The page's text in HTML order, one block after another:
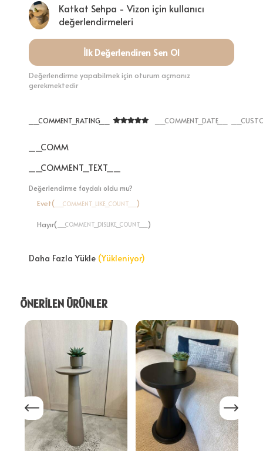
Katkat Sehpa - Vizon için kullanıcı
değerlendirmeleri
İlk Değerlendiren Sen Ol
Değerlendirme yapabilmek için oturum açmanız
gerekmektedir
__COMMENT_RATING__ __COMMENT_DATE__
__COMMENT_THUMBNAIL_IMG__
__COMMENT_TEXT__
Değerlendirme faydalı oldu mu?
Evet( __COMMENT_LIKE_COUNT__ )
Hayır( __COMMENT_DISLIKE_COUNT__ )
Daha Fazla Yükle (Yükleniyor)
ÖNERİLEN ÜRÜNLER